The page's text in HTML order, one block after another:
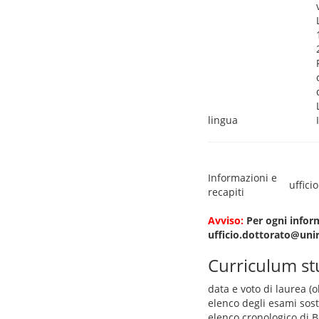
lingua
Informazioni e
recapiti
Avviso: Per ogni
Curriculum
data e voto di laurea
elenco degli esami